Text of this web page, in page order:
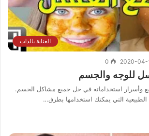
العناية بالذات
2020-04-
0
للوجه والجسم
وأسرار استخداماته في حل جميع مشاكل الجسم.
التي يمكنك استخدامها بطرق…